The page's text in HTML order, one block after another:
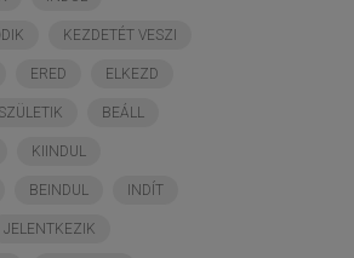
KEZDETÉT VESZI
ERED ELKEZD
SZÜLETIK BEÁLL
KIINDUL
BEINDUL INDÍT
JELENTKEZIK